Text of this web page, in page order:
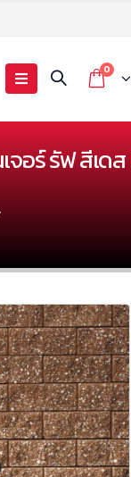
0
อร์ รัฟ สีเดส